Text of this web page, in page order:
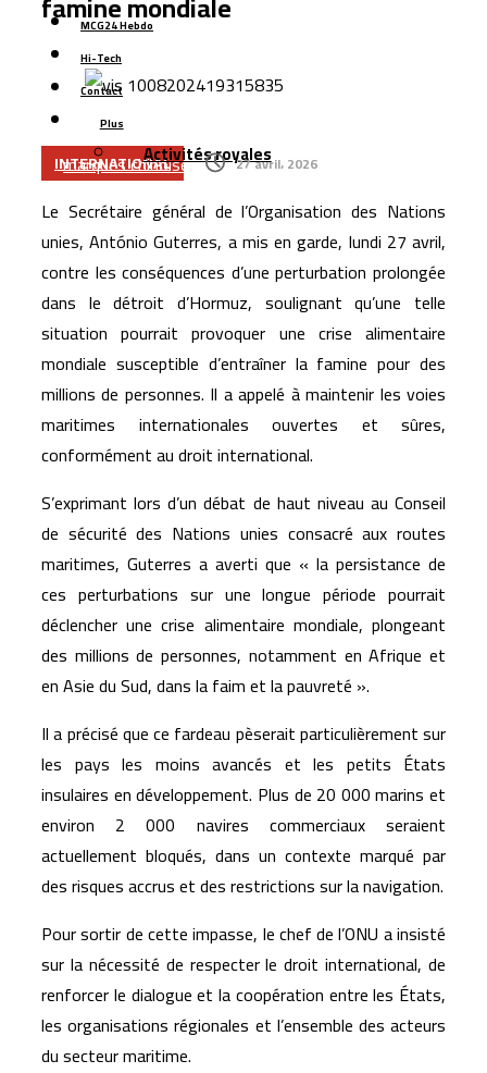
Cap Holding renforce sa présence dans
l’agroalimentaire avec l’acquisition de Forafric Maroc
Les ventes de voitures dépassent 152.000 unités au
Maroc, portées par les modèles électriques et les
marques chinoises
Le Maroc se classe 106ᵉ au monde dans l’indice
mondial de résidence 2026
Un rapport espagnol met en lumière les capacités des
satellites marocains près du détroit de Gibraltar
MCG24 Hebdo
Hi-Tech
Contact
Plus
Activités royales
INTERNATIONAL 27 avril، 2026
Le Secrétaire général de l’Organisation des Nations
unies,António Guterres, a mis en garde, lundi 27 avril,
contre les conséquences d’une perturbation prolongée
dans le détroit d’Hormuz, soulignant qu’une telle
situation pourrait provoquer une crise alimentaire
mondiale susceptible d’entraîner la famine pour des
millions de personnes. Il a appelé à maintenir les voies
maritimes internationales ouvertes et sûres,
conformément au droit international.
S’exprimant lors d’un débat de haut niveau au Conseil
de sécurité des Nations unies consacré aux routes
maritimes, Guterres a averti que « la persistance de
ces perturbations sur une longue période pourrait
déclencher une crise alimentaire mondiale, plongeant
des millions de personnes, notamment en Afrique et
en Asie du Sud, dans la faim et la pauvreté ».
Il a précisé que ce fardeau pèserait particulièrement sur
les pays les moins avancés et les petits États
insulaires en développement. Plus de 20 000 marins et
environ 2 000 navires commerciaux seraient
actuellement bloqués, dans un contexte marqué par
des risques accrus et des restrictions sur la navigation.
Pour sortir de cette impasse, le chef de l’ONU a insisté
sur la nécessité de respecter le droit international, de
renforcer le dialogue et la coopération entre les États,
les organisations régionales et l’ensemble des acteurs
du secteur maritime.